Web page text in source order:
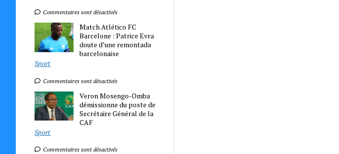
Commentaires sont désactivés
Match Atlético FC
Barcelone : Patrice Evra
doute d’une remontada
barcelonaise
Sport
Commentaires sont désactivés
Veron Mosengo-Omba
démissionne du poste de
Secrétaire Général de la
CAF
Sport
Commentaires sont désactivés